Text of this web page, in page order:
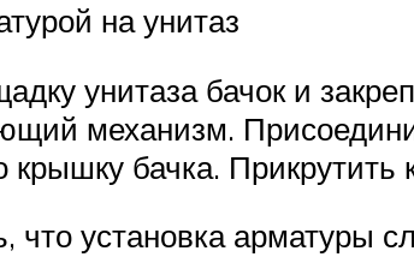
на унитаз
унитаза бачок и
механизм.
бачка. Прикрутить
установка арматуры